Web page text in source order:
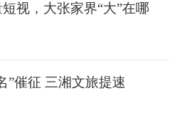
视，大张家界“大”在哪
”催征 三湘文旅提速